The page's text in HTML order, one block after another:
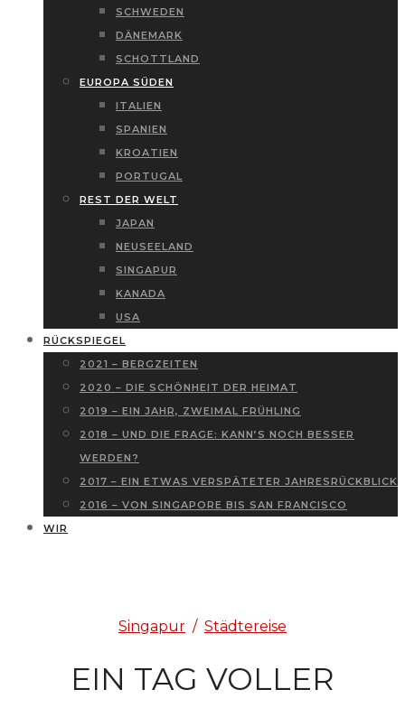
SCHWEDEN
DÄNEMARK
SCHOTTLAND
EUROPA SÜDEN
ITALIEN
SPANIEN
KROATIEN
PORTUGAL
REST DER WELT
JAPAN
NEUSEELAND
SINGAPUR
KANADA
USA
RÜCKSPIEGEL
2021 – BERGZEITEN
2020 – DIE SCHÖNHEIT DER HEIMAT
2019 – EIN JAHR, ZWEIMAL FRÜHLING
2018 – UND DIE FRAGE: KANN’S NOCH BESSER
WERDEN?
2017 – EIN ETWAS VERSPÄTETER JAHRESRÜCKBLICK
2016 – VON SINGAPORE BIS SAN FRANCISCO
WIR
Singapur / Städtereise
EIN TAG VOLLER